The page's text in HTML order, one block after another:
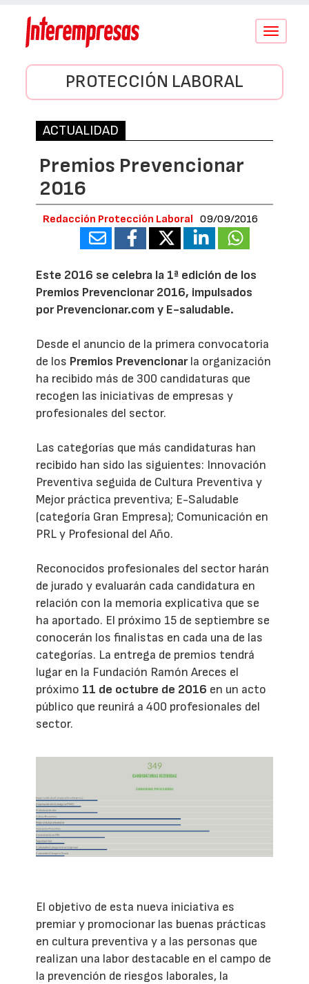
Conmutar
PROTECCIÓN LABORAL
ACTUALIDAD
Premios Prevencionar
2016
Redacción Protección Laboral 09/09/2016
Este 2016 se celebra la 1ª edición de los
Premios Prevencionar 2016, impulsados
por Prevencionar.com y E-saludable.
Desde el anuncio de la primera convocatoria
de los Premios Prevencionarla organización
ha recibido más de 300 candidaturas que
recogen las iniciativas de empresas y
profesionales del sector.
Las categorías que más candidaturas han
recibido han sido las siguientes: Innovación
Preventiva seguida de Cultura Preventiva y
Mejor práctica preventiva; E-Saludable
(categoría Gran Empresa); Comunicación en
PRL y Profesional del Año.
Reconocidos profesionales del sector harán
de jurado y evaluarán cada candidatura en
relación con la memoria explicativa que se
ha aportado. El próximo 15 de septiembre se
conocerán los finalistas en cada una de las
categorías. La entrega de premios tendrá
lugar en la Fundación Ramón Areces el
próximo 11 de octubre de 2016 en un acto
público que reunirá a 400 profesionales del
sector.
El objetivo de esta nueva iniciativa es
premiar y promocionar las buenas prácticas
en cultura preventiva y a las personas que
realizan una labor destacable en el campo de
la prevención de riesgos laborales, la